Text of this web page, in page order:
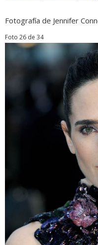
Fotografía de Jennifer
Foto 26 de 34